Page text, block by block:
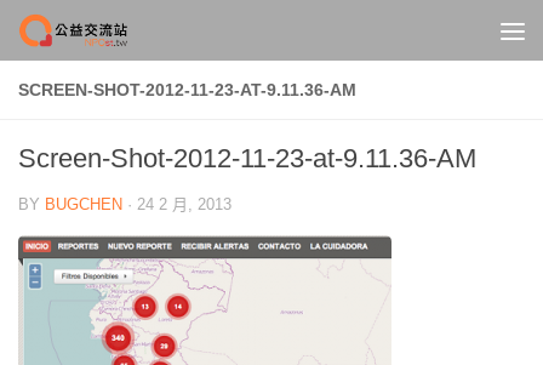
Skip to content
SCREEN-SHOT-2012-11-23-AT-9.11.36-AM
Screen-Shot-2012-11-23-at-9.11.36-AM
BY BUGCHEN · 24 2 月, 2013